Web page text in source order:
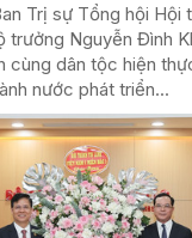
Trị sự Tổng hội Hội
trưởng Nguyễn Đình
cùng dân tộc hiện
nước phát triển...